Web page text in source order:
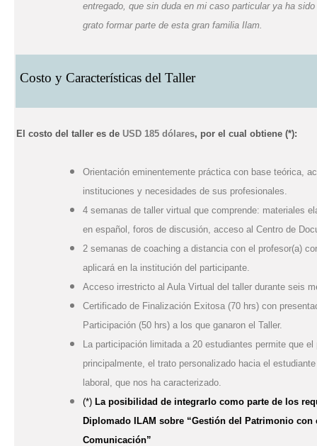
entregado, que sin duda en mi caso particular ya ha
grato formar parte de esta gran familia Ilam.
Costo y Características del Taller
El costo del taller es de USD 185 dólares, por el cual obtiene (*):
Orientación eminentemente práctica con base teórica,
instituciones y necesidades de sus profesionales.
4 semanas de taller virtual que comprende: materiales
en español, foros de discusión, acceso al Centro de
2 semanas de coaching a distancia con el profesor(a)
aplicará en la institución del participante.
Acceso irrestricto al Aula Virtual del taller durante seis
Certificado de Finalización Exitosa (70 hrs) con
Participación (50 hrs) a los que ganaron el Taller.
La participación limitada a 20 estudiantes permite que
principalmente, el trato personalizado hacia el
laboral, que nos ha caracterizado.
(*) La posibilidad de integrarlo como parte de los
Diplomado ILAM sobre “Gestión del Patrimonio con
Comunicación”